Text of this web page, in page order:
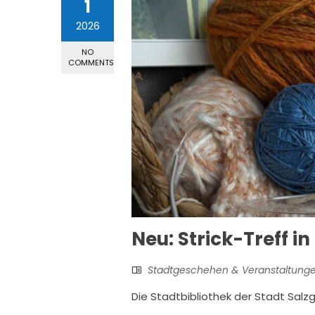
1
2026
NO
COMMENTS
Neu: Strick-Treff
Stadtgeschehen &
Die Stadtbibliothek der Stadt